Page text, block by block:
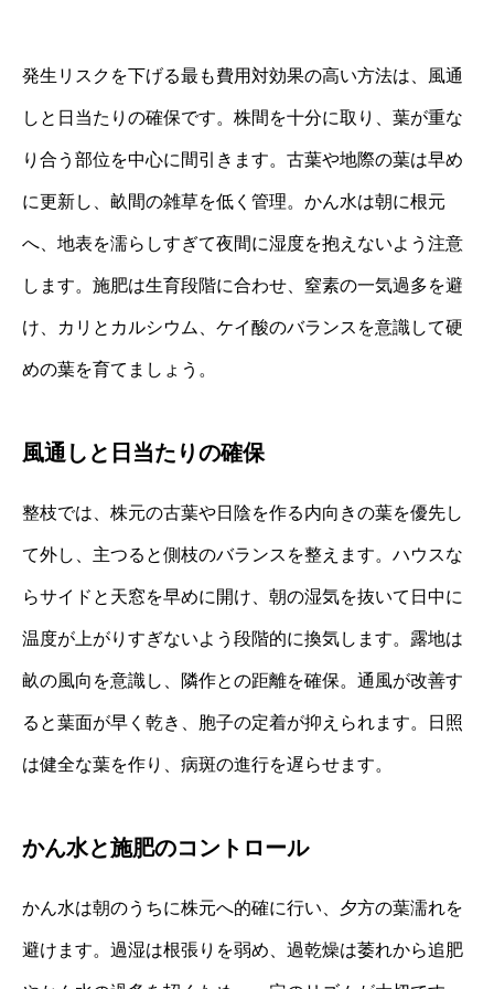
発生リスクを下げる最も費用対効果の高い方法は、風通
しと日当たりの確保です。株間を十分に取り、葉が重な
り合う部位を中心に間引きます。古葉や地際の葉は早め
に更新し、畝間の雑草を低く管理。かん水は朝に根元
へ、地表を濡らしすぎて夜間に湿度を抱えないよう注意
します。施肥は生育段階に合わせ、窒素の一気過多を避
け、カリとカルシウム、ケイ酸のバランスを意識して硬
めの葉を育てましょう。
風通しと日当たりの確保
整枝では、株元の古葉や日陰を作る内向きの葉を優先し
て外し、主つると側枝のバランスを整えます。ハウスな
らサイドと天窓を早めに開け、朝の湿気を抜いて日中に
温度が上がりすぎないよう段階的に換気します。露地は
畝の風向を意識し、隣作との距離を確保。通風が改善す
ると葉面が早く乾き、胞子の定着が抑えられます。日照
は健全な葉を作り、病斑の進行を遅らせます。
かん水と施肥のコントロール
かん水は朝のうちに株元へ的確に行い、夕方の葉濡れを
避けます。過湿は根張りを弱め、過乾燥は萎れから追肥